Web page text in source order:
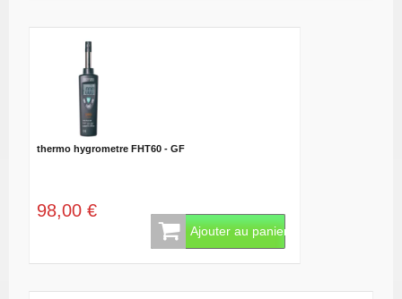
thermo hygrometre FHT60 - GF
98,00 €
Ajouter au panier